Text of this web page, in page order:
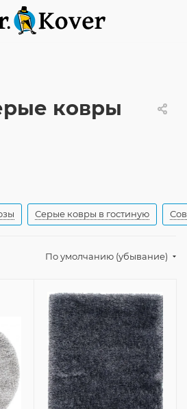
ковры
Серые ковры в гостиную
По умолчанию (убывание)